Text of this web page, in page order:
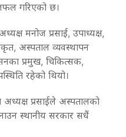
गरिएको छ।
मनोज प्रसाई, उपाध्यक्ष,
अस्पताल व्यवस्थापन
प्रमुख, चिकित्सक,
रहेको थियो।
अध्यक्ष प्रसाईले अस्पतालको
स्थानीय सरकार सधैं